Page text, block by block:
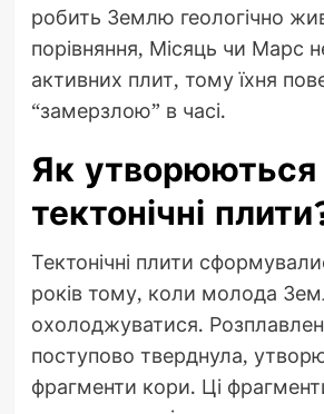
робить Землю геологічно
порівняння, Місяць чи Марс
активних плит, тому їхня
“замерзлою” в часі.
Як утворюються
тектонічні
Тектонічні плити
років тому, коли молода
охолоджуватися.
поступово тверднула,
фрагменти кори. Ці